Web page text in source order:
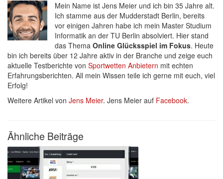
Mein Name ist Jens Meier und ich bin 35 Jahre alt.
Ich stamme aus der Mudderstadt Berlin, bereits
vor einigen Jahren habe ich mein Master Studium
Informatik an der TU Berlin absolviert. Hier stand
das Thema Online Glücksspiel im Fokus. Heute
bin ich bereits über 12 Jahre aktiv in der Branche und zeige euch
aktuelle Testberichte von Sportwetten Anbietern mit echten
Erfahrungsberichten. All mein Wissen teile ich gerne mit euch, viel
Erfolg!
Weitere Artikel von Jens Meier. Jens Meier auf Facebook.
Ähnliche Beiträge